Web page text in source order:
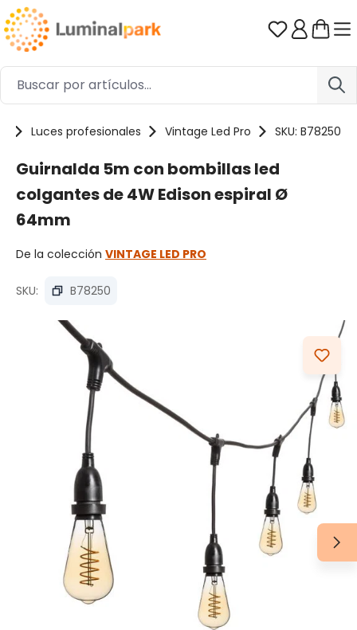
Saltar al contenido principal Tienes 0
Luces profesionales Vintage Led Pro SKU: B78250
Guirnalda 5m con bombillas led
colgantes de 4W Edison espiral Ø
64mm
De la colección VINTAGE LED PRO
SKU: B78250
Omitir galería de imágenes